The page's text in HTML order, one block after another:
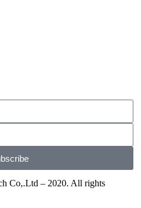
Co,.Ltd – 2020. All rights